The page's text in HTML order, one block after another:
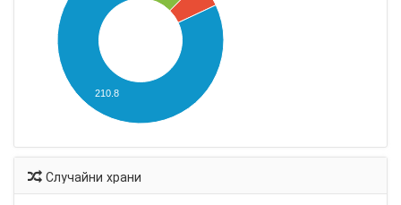
210.8
Случайни храни